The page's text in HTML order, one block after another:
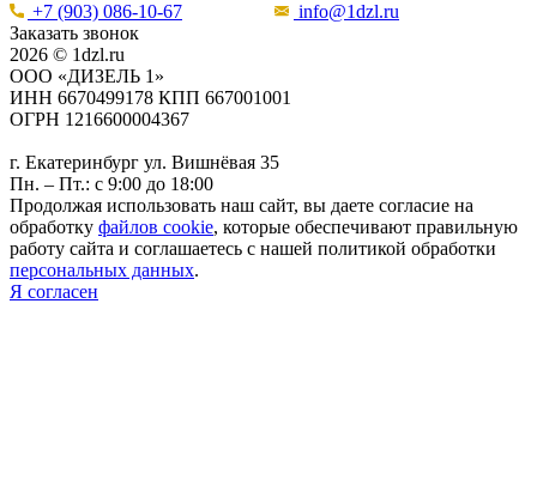
+7 (903) 086-10-67
info@1dzl.ru
Заказать звонок
2026 © 1dzl.ru
ООО «ДИЗЕЛЬ 1»
ИНН 6670499178 КПП 667001001
ОГРН 1216600004367
г. Екатеринбург ул. Вишнёвая 35
Пн. – Пт.: с 9:00 до 18:00
Продолжая использовать наш сайт, вы даете согласие на
обработку файлов cookie, которые обеспечивают правильную
работу сайта и соглашаетесь с нашей политикой обработки
персональных данных.
Я согласен